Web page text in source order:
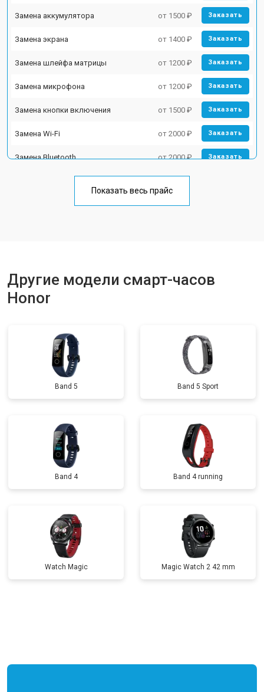
Замена аккумулятора от 1500 ₽ Заказать
Замена экрана от 1400 ₽ Заказать
Замена шлейфа матрицы от 1200 ₽ Заказать
Замена микрофона от 1200 ₽ Заказать
Замена кнопки включения от 1500 ₽ Заказать
Замена Wi-Fi от 2000 ₽ Заказать
Замена Bluetooth от 2000 ₽ Заказать
Показать весь прайс
Другие модели смарт-часов
Honor
Band 5 Band 5 Sport
Band 4 Band 4 running
Watch Magic Magic Watch 2 42 mm